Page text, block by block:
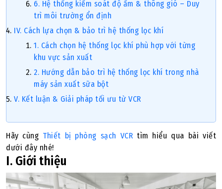
6. Hệ thống kiểm soát độ ẩm & thông gió – Duy
trì môi trường ổn định
IV. Cách lựa chọn & bảo trì hệ thống lọc khí
1. Cách chọn hệ thống lọc khí phù hợp với từng
khu vực sản xuất
2. Hướng dẫn bảo trì hệ thống lọc khí trong nhà
máy sản xuất sữa bột
V. Kết luận & Giải pháp tối ưu từ VCR
Hãy cùng Thiết bị phòng sạch VCR tìm hiểu qua bài viết
dưới đây nhé!
I. Giới thiệu